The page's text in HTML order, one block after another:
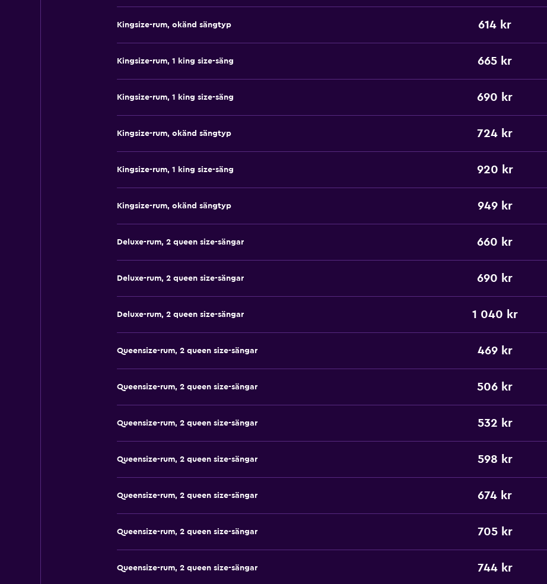
Kingsize-rum, okänd sängtyp 614 kr
Kingsize-rum, 1 king size-säng 665 kr
Kingsize-rum, 1 king size-säng 690 kr
Kingsize-rum, okänd sängtyp 724 kr
Kingsize-rum, 1 king size-säng 920 kr
Kingsize-rum, okänd sängtyp 949 kr
Deluxe-rum, 2 queen size-sängar 660 kr
Deluxe-rum, 2 queen size-sängar 690 kr
Deluxe-rum, 2 queen size-sängar 1 040 kr
Queensize-rum, 2 queen size-sängar 469 kr
Queensize-rum, 2 queen size-sängar 506 kr
Queensize-rum, 2 queen size-sängar 532 kr
Queensize-rum, 2 queen size-sängar 598 kr
Queensize-rum, 2 queen size-sängar 674 kr
Queensize-rum, 2 queen size-sängar 705 kr
Queensize-rum, 2 queen size-sängar 744 kr